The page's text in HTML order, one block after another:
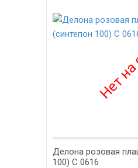
Делона розовая
100) С 0616